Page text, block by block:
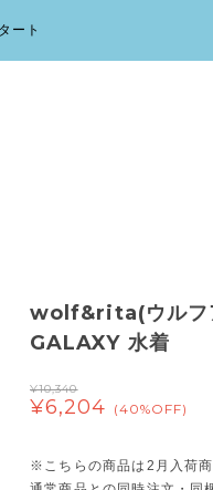
ート
wolf&rita(ウルフ
GALAXY 水着
¥10,340
¥6,204 (40%OFF)
※こちらの商品は2月入荷